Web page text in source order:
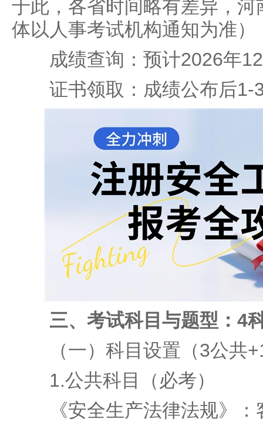
于此，各省时间略有差异，
体以人事考试机构通知为准）
成绩查询：预计2026年12
证书领取：成绩公布后1-
三、 考试科目与题型：4
（一）科目设置（3公共
1.公共科目（必考）
《安全生产法律法规》：